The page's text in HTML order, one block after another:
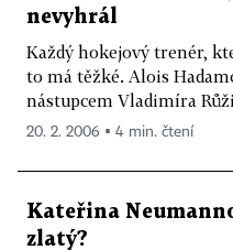
nevyhrál
Každý hokejový trenér,
to má těžké. Alois
nástupcem Vladimíra
20. 2. 2006 ▪ 4 min. čtení
Kateřina
zlatý?